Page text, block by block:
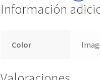
Información
Color